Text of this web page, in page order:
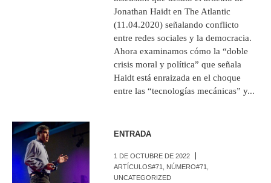
Jonathan Haidt en The Atlantic
(11.04.2020) señalando conflicto
entre redes sociales y la democracia.
Ahora examinamos cómo la “doble
crisis moral y política” que señala
Haidt está enraizada en el choque
entre las “tecnologías mecánicas” y...
ENTRADA
1 DE OCTUBRE DE 2022
ARTÍCULOS#71
NÚMERO#71
UNCATEGORIZED